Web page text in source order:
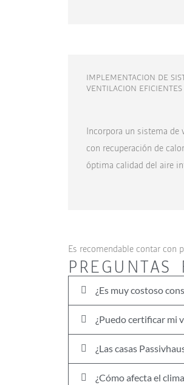
IMPLEMENTACION DE
VENTILACION EFICIENTES
Incorpora un sistema de
con recuperación de
óptima calidad del aire
Es recomendable contar con
¿Es muy costoso
¿Puedo certificar mi
¿Las casas
¿Cómo afecta el